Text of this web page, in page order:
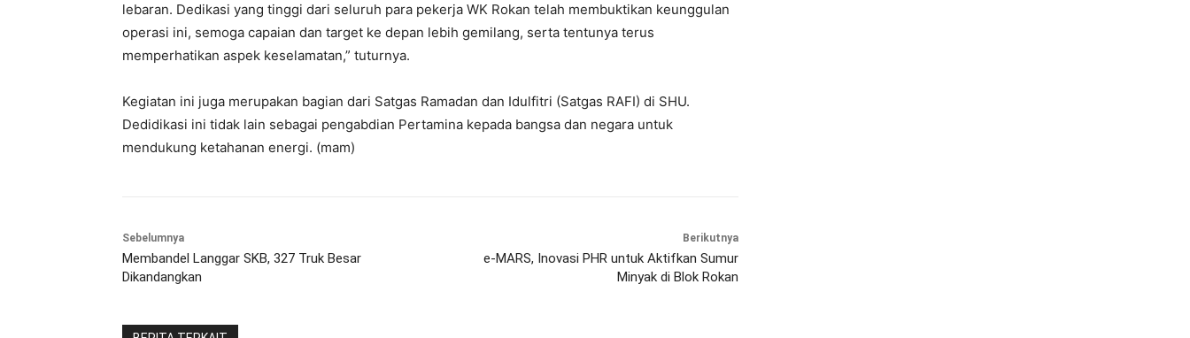
lebaran. Dedikasi yang tinggi dari seluruh para pekerja WK Rokan telah membuktikan keunggulan
operasi ini, semoga capaian dan target ke depan lebih gemilang, serta tentunya terus
memperhatikan aspek keselamatan,” tuturnya.
Kegiatan ini juga merupakan bagian dari Satgas Ramadan dan Idulfitri (Satgas RAFI) di SHU.
Dedidikasi ini tidak lain sebagai pengabdian Pertamina kepada bangsa dan negara untuk
mendukung ketahanan energi. (mam)
Sebelumnya
Membandel Langgar SKB, 327 Truk Besar
Dikandangkan
Berikutnya
e-MARS, Inovasi PHR untuk Aktifkan Sumur
Minyak di Blok Rokan